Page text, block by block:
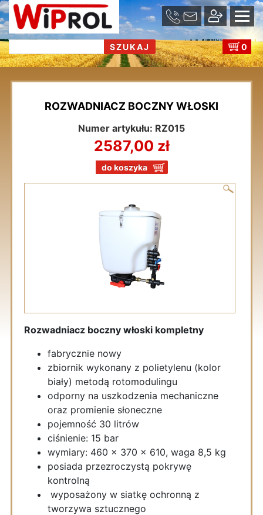
0
ROZWADNIACZ BOCZNY WŁOSKI
Numer artykułu: RZ015
2587,00 zł
do koszyka
Rozwadniacz boczny włoski kompletny
fabrycznie nowy
zbiornik wykonany z polietylenu (kolor
biały) metodą rotomodulingu
odporny na uszkodzenia mechaniczne
oraz promienie słoneczne
pojemność 30 litrów
ciśnienie: 15 bar
wymiary: 460 x 370 x 610, waga 8,5 kg
posiada przezroczystą pokrywę
kontrolną
wyposażony w siatkę ochronną z
tworzywa sztucznego